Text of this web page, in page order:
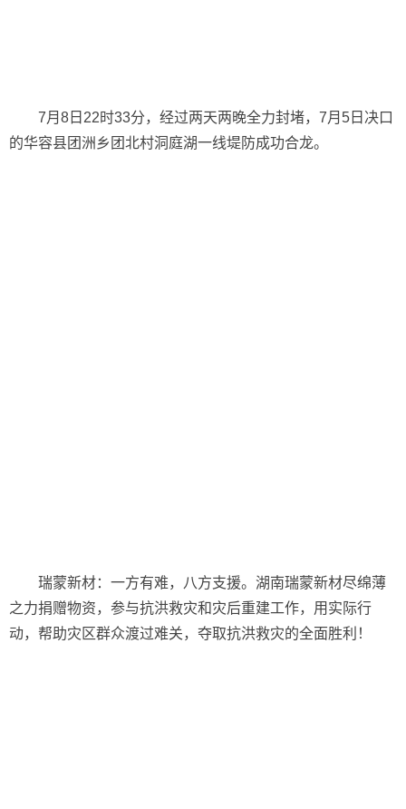
7月8日22时33分，经过两天两晚全力封堵，7月5日决口
的华容县团洲乡团北村洞庭湖一线堤防成功合龙。
瑞蒙新材：一方有难，八方支援。湖南瑞蒙新材尽绵薄
之力捐赠物资，参与抗洪救灾和灾后重建工作，用实际行
动，帮助灾区群众渡过难关，夺取抗洪救灾的全面胜利！